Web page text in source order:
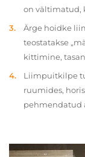
on vältimatud,
Ärge hoidke
teostatakse
kittimine,
Liimpuitkilpe
ruumides,
pehmendatud